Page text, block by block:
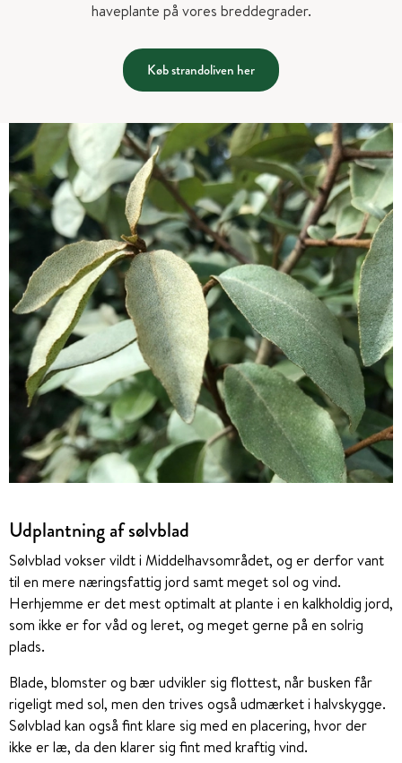
haveplante på vores breddegrader.
Køb strandoliven her
Udplantning af sølvblad
Sølvblad vokser vildt i Middelhavsområdet, og er derfor vant
til en mere næringsfattig jord samt meget sol og vind.
Herhjemme er det mest optimalt at plante i en kalkholdig jord,
som ikke er for våd og leret, og meget gerne på en solrig
plads.
Blade, blomster og bær udvikler sig flottest, når busken får
rigeligt med sol, men den trives også udmærket i halvskygge.
Sølvblad kan også fint klare sig med en placering, hvor der
ikke er læ, da den klarer sig fint med kraftig vind.